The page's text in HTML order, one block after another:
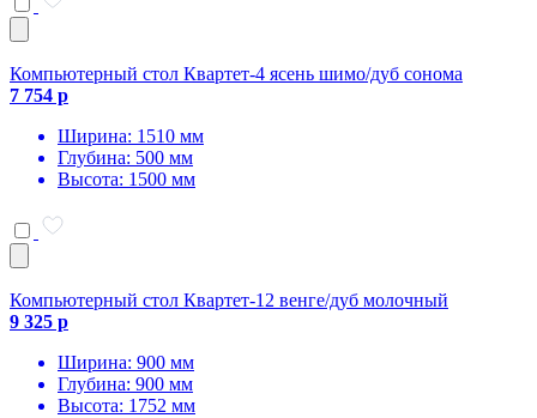
Компьютерный стол Квартет-4 ясень шимо/дуб сонома
7 754 р
Ширина: 1510 мм
Глубина: 500 мм
Высота: 1500 мм
Компьютерный стол Квартет-12 венге/дуб молочный
9 325 р
Ширина: 900 мм
Глубина: 900 мм
Высота: 1752 мм